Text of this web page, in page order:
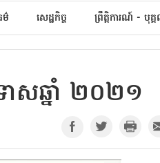
ម៌ សេដ្ឋកិច្ច ព្រឹត្តិការណ៍ - បុគ្
ោសឆ្នាំ ២០២១